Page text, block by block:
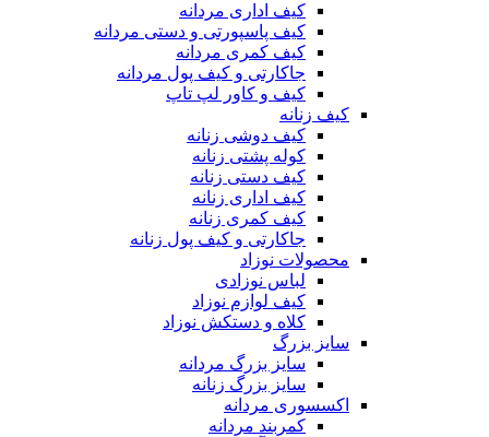
کیف اداری مردانه
کیف پاسپورتی و دستی مردانه
کیف کمری مردانه
جاکارتی و کیف پول مردانه
کیف و کاور لپ تاپ
کیف زنانه
کیف دوشی زنانه
کوله پشتی زنانه
کیف دستی زنانه
کیف اداری زنانه
کیف کمری زنانه
جاکارتی و کیف پول زنانه
محصولات نوزاد
لباس نوزادی
کیف لوازم نوزاد
کلاه و دستکش نوزاد
سایز بزرگ
سایز بزرگ مردانه
سایز بزرگ زنانه
اکسسوری مردانه
کمربند مردانه